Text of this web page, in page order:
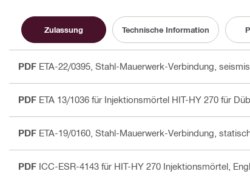
Zulassung Technische Information
PDF ETA-22/0395, Stahl-Mauerwerk-Verbindung,
PDF ETA 13/1036 für Injektionsmörtel HIT-HY 270 für
PDF ETA-19/0160, Stahl-Mauerwerk-Verbindung,
PDF ICC-ESR-4143 für HIT-HY 270 Injektionsmörtel ,